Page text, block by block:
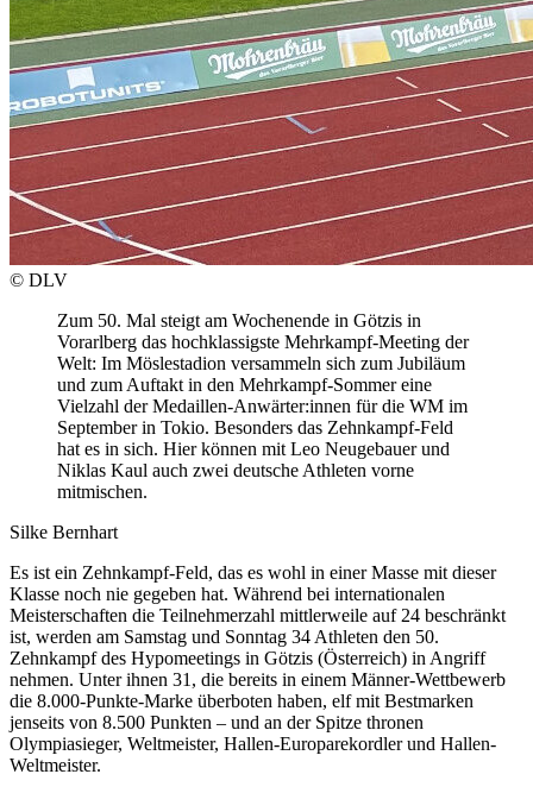
© DLV
Zum 50. Mal steigt am Wochenende in Götzis in
Vorarlberg das hochklassigste Mehrkampf-Meeting der
Welt: Im Möslestadion versammeln sich zum Jubiläum
und zum Auftakt in den Mehrkampf-Sommer eine
Vielzahl der Medaillen-Anwärter:innen für die WM im
September in Tokio. Besonders das Zehnkampf-Feld
hat es in sich. Hier können mit Leo Neugebauer und
Niklas Kaul auch zwei deutsche Athleten vorne
mitmischen.
Silke Bernhart
Es ist ein Zehnkampf-Feld, das es wohl in einer Masse mit dieser
Klasse noch nie gegeben hat. Während bei internationalen
Meisterschaften die Teilnehmerzahl mittlerweile auf 24 beschränkt
ist, werden am Samstag und Sonntag 34 Athleten den 50.
Zehnkampf des Hypomeetings in Götzis (Österreich) in Angriff
nehmen. Unter ihnen 31, die bereits in einem Männer-Wettbewerb
die 8.000-Punkte-Marke überboten haben, elf mit Bestmarken
jenseits von 8.500 Punkten – und an der Spitze thronen
Olympiasieger, Weltmeister, Hallen-Europarekordler und Hallen-
Weltmeister.